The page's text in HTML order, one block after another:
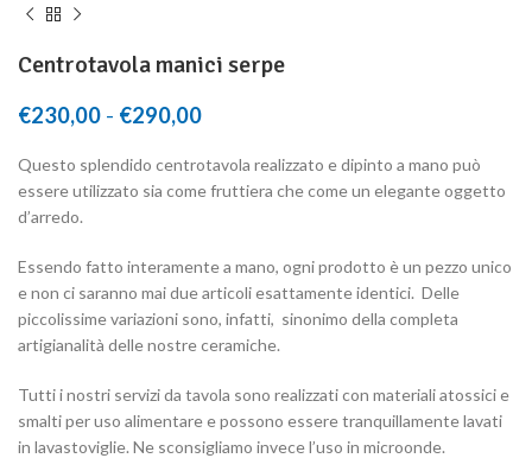
Centrotavola manici serpe
€230,00 - €290,00
Questo splendido centrotavola realizzato e dipinto a mano può
essere utilizzato sia come fruttiera che come un elegante oggetto
d’arredo.
Essendo fatto interamente a mano, ogni prodotto è un pezzo unico
e non ci saranno mai due articoli esattamente identici. Delle
piccolissime variazioni sono, infatti, sinonimo della completa
artigianalità delle nostre ceramiche.
Tutti i nostri servizi da tavola sono realizzati con materiali atossici e
smalti per uso alimentare e possono essere tranquillamente lavati
in lavastoviglie. Ne sconsigliamo invece l’uso in microonde.